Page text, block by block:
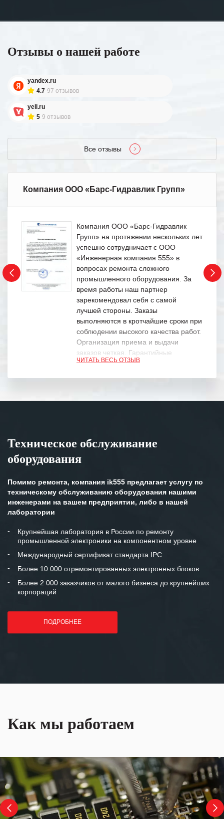
Отзывы о нашей работе
yandex.ru
4.7 97 отзывов
yell.ru
5 9 отзывов
Все отзывы
Компания ООО «Барс-Гидравлик Групп»
Компания ООО «Барс-Гидравлик
Групп» на протяжении нескольких лет
успешно сотрудничает с ООО
«Инженерная компания 555» в
вопросах ремонта сложного
промышленного оборудования. За
время работы наш партнер
зарекомендовал себя с самой
лучшей стороны. Заказы
выполняются в кротчайшие сроки при
соблюдении высокого качества работ.
Организация приема и выдачи
заказов четкая. Гарантийные
обязательства выполняются в
Особенно хочется отметить высокую
клиентоориентированность
готовность помочь в самых сложных
Мы высоко ценим сложившиеся
и доверительные партнерские
отношения и искренне желаем
«Инженерной компании «555» долгих
лет успеха и процветания.
ЧИТАТЬ ВЕСЬ ОТЗЫВ
Техническое обслуживание
оборудования
Помимо ремонта, компания ik555 предлагает услугу по
техническому обслуживанию оборудования нашими
инженерами на вашем предприятии, либо в нашей
лаборатории
Крупнейшая лаборатория в России по ремонту
промышленной электроники на компонентном уровне
Международный сертификат стандарта IPC
Более 10 000 отремонтированных электронных блоков
Более 2 000 заказчиков от малого бизнеса до крупнейших
корпораций
ПОДРОБНЕЕ
Как мы работаем